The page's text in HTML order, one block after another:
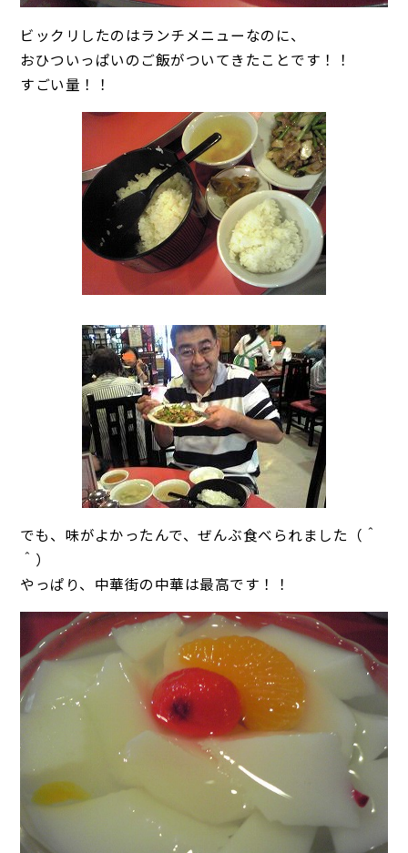
ビックリしたのはランチメニューなのに、
おひついっぱいのご飯がついてきたことです！！
すごい量！！
でも、味がよかったんで、ぜんぶ食べられました（＾
＾）
やっぱり、中華街の中華は最高です！！